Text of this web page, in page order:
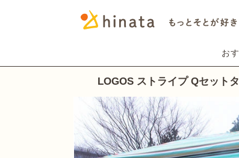
お
LOGOS ストライプ Qセット